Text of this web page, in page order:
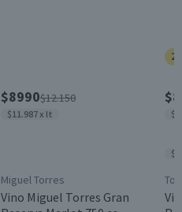
$8990$12.150
$11.987 x lt
Miguel Torres
Vino Miguel Torres Gran